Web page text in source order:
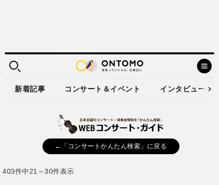
新着記事 コンサート＆イベント インタビュー
←「コンサートかんたん検索」に戻る
403件中21～30件表示